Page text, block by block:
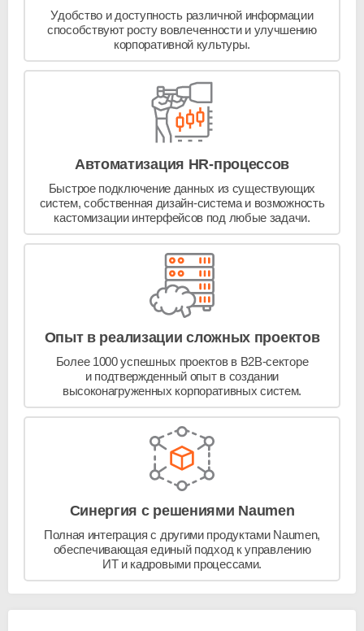
Удобство и доступность различной информации
способствуют росту вовлеченности и улучшению
корпоративной культуры.
Автоматизация HR-процессов
Быстрое подключение данных из существующих
систем, собственная дизайн-системаи возможность
кастомизации интерфейсов под любые задачи.
Опыт в реализации сложных проектов
Более 1000 успешных проектов в B2B-секторе
и подтвержденный опыт в создании
высоконагруженных корпоративных систем.
Синергия с решениями Naumen
Полная интеграция с другими продуктами Naumen,
обеспечивающая единый подход к управлению
ИТ и кадровыми процессами.